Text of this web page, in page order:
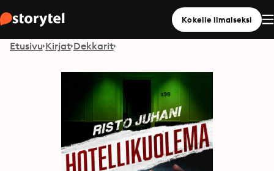
Kokeile ilmaiseksi
Etusivu Kirjat Dekkarit